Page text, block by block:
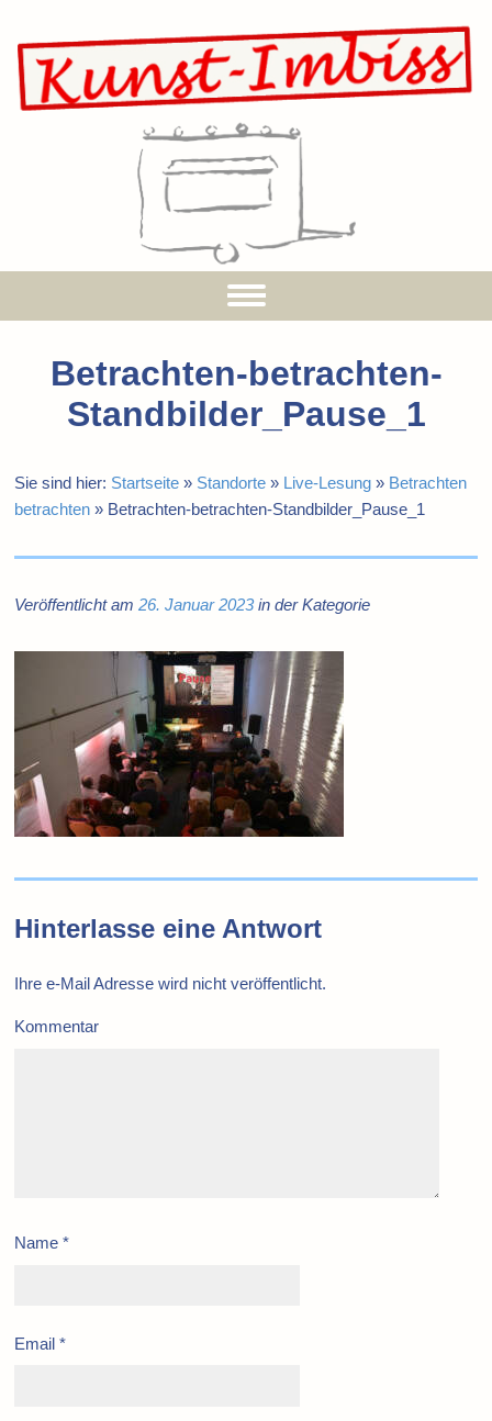
Betrachten-betrachten-
Standbilder_Pause_1
Sie sind hier: Startseite » Standorte » Live-Lesung » Betrachten
betrachten » Betrachten-betrachten-Standbilder_Pause_1
Veröffentlicht am26. Januar 2023in der Kategorie
Hinterlasse eine Antwort
Ihre e-Mail Adresse wird nicht veröffentlicht.
Kommentar
Name *
Email *